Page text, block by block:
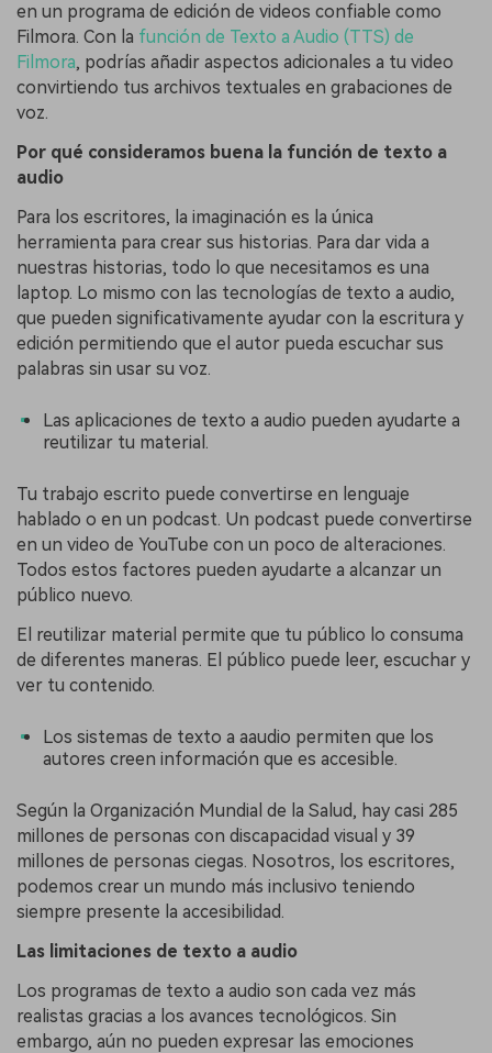
en un programa de edición de videos confiable como
Filmora. Con la función de Texto a Audio (TTS) de
Filmora, podrías añadir aspectos adicionales a tu video
convirtiendo tus archivos textuales en grabaciones de
voz.
Por qué consideramos buena la función de texto a
audio
Para los escritores, la imaginación es la única
herramienta para crear sus historias. Para dar vida a
nuestras historias, todo lo que necesitamos es una
laptop. Lo mismo con las tecnologías de texto a audio,
que pueden significativamente ayudar con la escritura y
edición permitiendo que el autor pueda escuchar sus
palabras sin usar su voz.
Las aplicaciones de texto a audio pueden ayudarte a
reutilizar tu material.
Tu trabajo escrito puede convertirse en lenguaje
hablado o en un podcast. Un podcast puede convertirse
en un video de YouTube con un poco de alteraciones.
Todos estos factores pueden ayudarte a alcanzar un
público nuevo.
El reutilizar material permite que tu público lo consuma
de diferentes maneras. El público puede leer, escuchar y
ver tu contenido.
Los sistemas de texto a aaudio permiten que los
autores creen información que es accesible.
Según la Organización Mundial de la Salud, hay casi 285
millones de personas con discapacidad visual y 39
millones de personas ciegas. Nosotros, los escritores,
podemos crear un mundo más inclusivo teniendo
siempre presente la accesibilidad.
Las limitaciones de texto a audio
Los programas de texto a audio son cada vez más
realistas gracias a los avances tecnológicos. Sin
embargo, aún no pueden expresar las emociones